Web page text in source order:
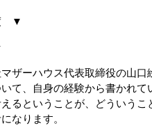
▼
ハウス代表取締役の山口絵
自身の経験から書かれてい
いうことが、どういうこと
ります。